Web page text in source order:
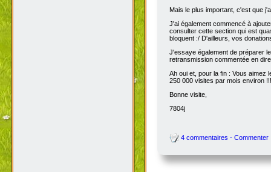
Mais le plus important, c'est que
J'ai également commencé à
consulter cette section qui est
bloquent :/ D'ailleurs, vos
J'essaye également de préparer
retransmission commentée en
Ah oui et, pour la fin : Vous
250 000 visites par mois environ !!!
Bonne visite,
7804j
4 commentaires - Commenter